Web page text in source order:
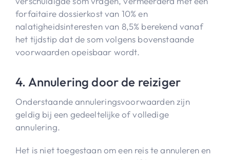
forfaitaire dossierkost van 10% en
nalatigheidsinteresten van 8,5% berekend vanaf
het tijdstip dat de som volgens bovenstaande
voorwaarden opeisbaar wordt.
4. Annulering door de reiziger
Onderstaande annuleringsvoorwaarden zijn
geldig bij een gedeeltelijke of volledige
annulering.
Het is niet toegestaan om een reis te annuleren en